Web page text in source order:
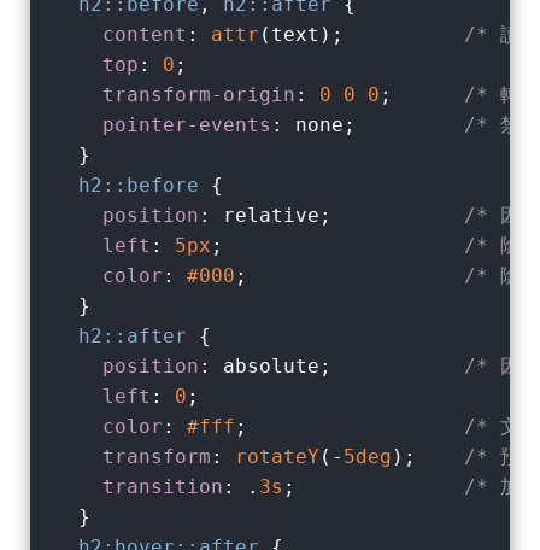
h2 ::before , h2 ::after {
content : attr (text); /* 讀
top : 0 ;
transform-origin : 0 0 0 ; /* 轉換
pointer-events : none; /* 禁止
  }
h2 ::before {
position : relative; /* 因為
left : 5px ; /* 陰
color : #000 ; /* 陰
  }
h2 ::after {
position : absolute; /* 因為
left : 0 ;
color : #fff ; /* 文
transform : rotateY (- 5deg ); /* 預
transition : . 3s ; /* 加
  }